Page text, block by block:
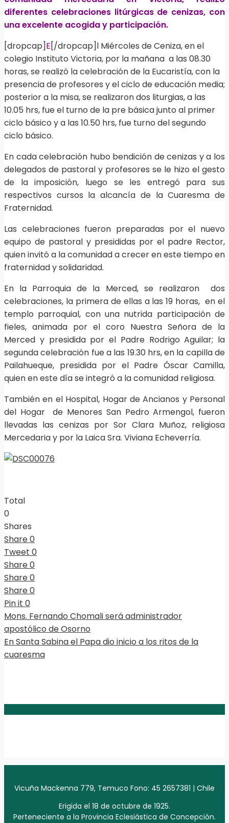
diferentes celebraciones litúrgicas de cenizas, con
una excelente acogida y participación.
[dropcap]E[/dropcap]l Miércoles de Ceniza, en el
colegio Instituto Victoria, por la mañana a las 08.30
horas, se realizó la celebración de la Eucaristía, con la
presencia de profesores y el ciclo de educación media;
posterior a la misa, se realizaron dos liturgias, a las
10.05 hrs, fue el turno de la pre básica junto al primer
ciclo básico y a las 10.50 hrs, fue turno del segundo
ciclo básico.
En cada celebración hubo bendición de cenizas y a los
delegados de pastoral y profesores se le hizo el gesto
de la imposición, luego se les entregó para sus
respectivos cursos la alcancía de la Cuaresma de
Fraternidad.
Las celebraciones fueron preparadas por el nuevo
equipo de pastoral y presididas por el padre Rector,
quien invitó a la comunidad a crecer en este tiempo en
fraternidad y solidaridad.
En la Parroquia de la Merced, se realizaron dos
celebraciones, la primera de ellas a las 19 horas, en el
templo parroquial, con una nutrida participación de
fieles, animada por el coro Nuestra Señora de la
Merced y presidida por el Padre Rodrigo Aguilar; la
segunda celebración fue a las 19.30 hrs, en la capilla de
Pailahueque, presidida por el Padre Óscar Camilla,
quien en este día se integró a la comunidad religiosa.
También en el Hospital, Hogar de Ancianos y Personal
del Hogar de Menores San Pedro Armengol, fueron
llevadas las cenizas por Sor Clara Muñoz, religiosa
Mercedaria y por la Laica Sra. Viviana Echeverría.
Total
0
Shares
Share0
Tweet 0
Share0
Share0
Share0
Pin it 0
Mons. Fernando Chomali será administrador
apostólico de Osorno
En Santa Sabina el Papa dio inicio a los ritos de la
cuaresma
Vicuña Mackenna 779, Temuco Fono: 45 2657381 | Chile
Erigida el 18 de octubre de 1925.
Perteneciente a la Provincia Eclesiástica de Concepción.